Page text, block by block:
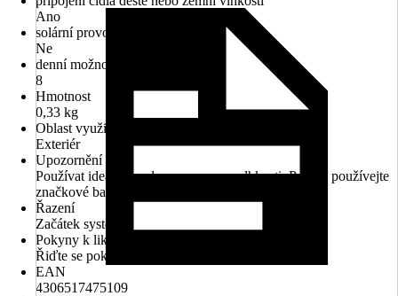
Ano
solární provoz
Ne
denní možnosti zavlažování
8
Hmotnost
0,33 kg
Oblast využití
Exteriér
Upozornění
Používat ideálně spolu se senzorem vlhkosti, Prosím používejte
značkové baterie
Řazení
Začátek systému
Pokyny k likvidaci
Řiďte se pokyny pro likvidaci
EAN
4306517475109